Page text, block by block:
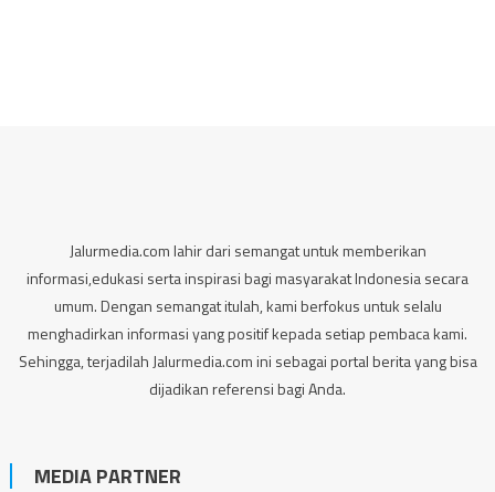
Jalurmedia.com lahir dari semangat untuk memberikan
informasi,edukasi serta inspirasi bagi masyarakat Indonesia secara
umum. Dengan semangat itulah, kami berfokus untuk selalu
menghadirkan informasi yang positif kepada setiap pembaca kami.
Sehingga, terjadilah Jalurmedia.com ini sebagai portal berita yang bisa
dijadikan referensi bagi Anda.
MEDIA PARTNER